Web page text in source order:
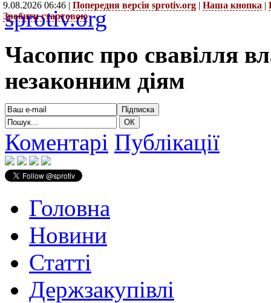
9.08.2026 06:46 | Попередня версія sprotiv.org | Наша кнопка |
Зробити стартовою
sprotiv.org
Часопис про свавілля
незаконним діям
Коментарі Публікації
Головна
Новини
Статті
Держзакупівлі